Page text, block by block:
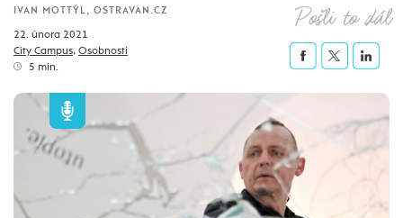
IVAN MOTTÝL, OSTRAVAN.CZ
22. února 2021
City Campus, Osobnosti
5 min.
Pošli to dál